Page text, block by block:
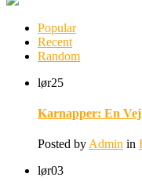
Popular
Recent
Random
lør25
Karnapper: En Vej
Posted by Admin in
lør03